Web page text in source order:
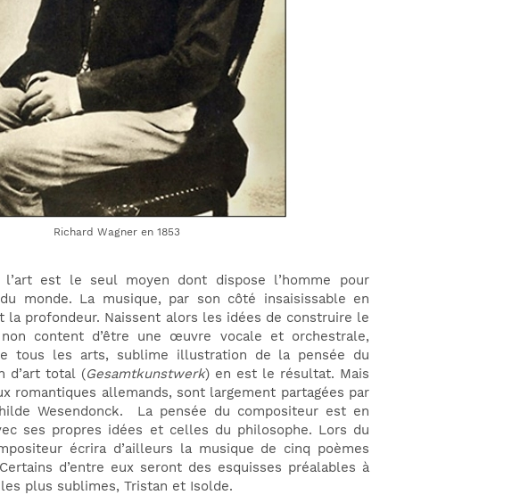
Richard Wagner en 1853
l’art est le seul moyen dont dispose l’homme pour
monde. La musique, par son côté insaisissable en
la profondeur. Naissent alors les idées de construire le
content d’être une œuvre vocale et orchestrale,
tous les arts, sublime illustration de la pensée du
d’art total (Gesamtkunstwerk) en est le résultat. Mais
romantiques allemands, sont largement partagées par
Wesendonck. La pensée du compositeur est en
ses propres idées et celles du philosophe. Lors du
écrira d’ailleurs la musique de cinq poèmes
d’entre eux seront des esquisses préalables à
plus sublimes, Tristan et Isolde.